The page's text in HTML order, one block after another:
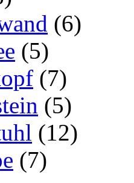
(6)
(5)
(7)
(5)
(12)
(7)